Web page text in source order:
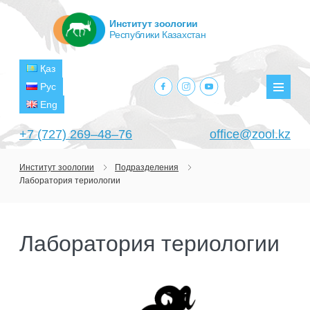
+7 (727) 269‒48‒76 office@zool.kz
Қаз
Рус
Eng
facebook.com
instagram.com
youtube.com
Институт зоологии
Республики Казахстан
ГЛАВНАЯ
ЦЕЛИ И ЗАДАЧИ
ПОДРАЗДЕЛЕНИЯ
ЛАБОРАТОРИЯ ТЕРИОЛОГИИ
НАУЧНО-ИССЛЕДОВАТЕЛЬСКИЕ
ТЕКУЩИЕ ПРОЕКТЫ
Институт зоологии
Подразделения
Лаборатория териологии
Лаборатория териологии